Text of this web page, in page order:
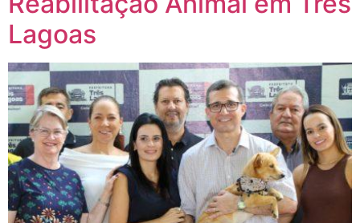
Lagoas